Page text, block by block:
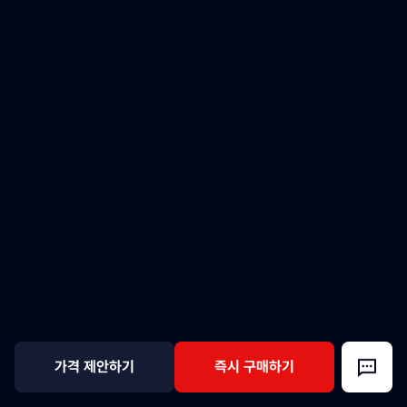
가격 제안하기 즉시 구매하기